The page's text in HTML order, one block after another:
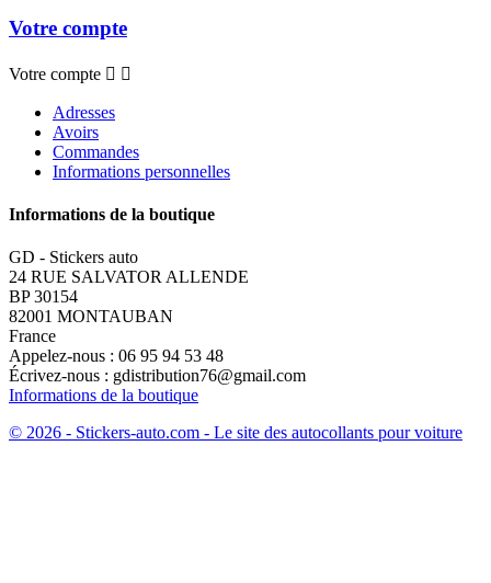
Votre compte
Votre compte  
Adresses
Avoirs
Commandes
Informations personnelles
Informations de la boutique
GD - Stickers auto
24 RUE SALVATOR ALLENDE
BP 30154
82001 MONTAUBAN
France
Appelez-nous : 06 95 94 53 48
Écrivez-nous : gdistribution76@gmail.com
Informations de la boutique
© 2026 - Stickers-auto.com - Le site des autocollants pour voiture